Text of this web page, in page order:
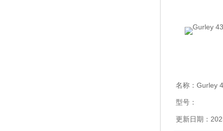
名称： Gurley
型号：
更新日期：